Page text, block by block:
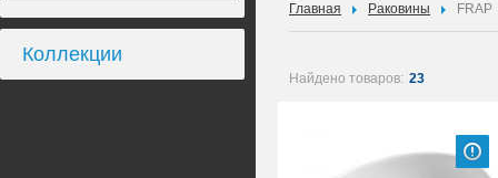
Коллекции
Главная Раковины FRAP
Найдено товаров: 23